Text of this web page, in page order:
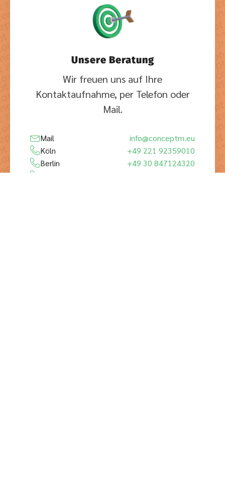
Unsere Beratung
Wir freuen uns auf Ihre
Kontaktaufnahme, per Telefon oder
Mail.
Mail
info@conceptm.eu
Köln
+49 221 92359010
Berlin
+49 30 847124320